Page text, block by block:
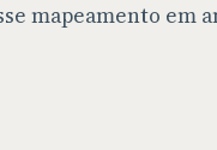
mapeamento em